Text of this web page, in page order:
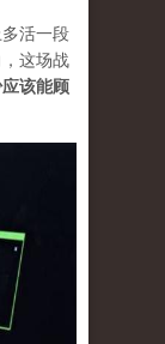
活一段
这场战
该能顾